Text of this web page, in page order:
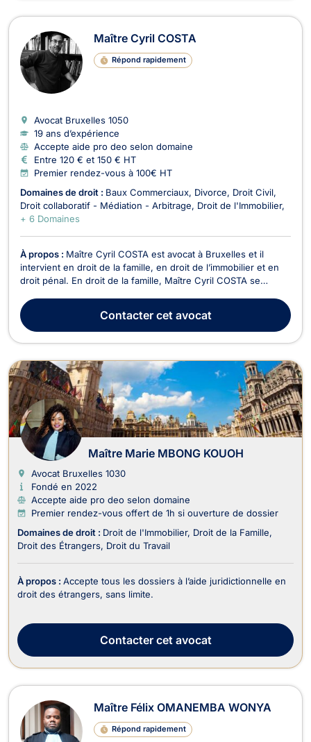
Maître Cyril COSTA
Répond rapidement
Avocat Bruxelles 1050
19 ans d’expérience
Accepte aide pro deo selon domaine
Entre 120 € et 150 € HT
Premier rendez-vous à 100€ HT
Domaines de droit : Baux Commerciaux Divorce
Droit Civil
Droit collaboratif - Médiation - Arbitrage
Droit de l'Immobilier
+ 6 Domaines
À propos : Maître Cyril COSTA est avocat à Bruxelles et il
intervient en droit de la famille, en droit de l’immobilier et en
droit pénal. En droit de la famille, Maître Cyril COSTA se
de cohabitation légale, de filiation, de droit de garde et de
droit de visite, de pension a...
Contactercet avocat
Maître Marie MBONG KOUOH
Avocat Bruxelles 1030
Fondé en 2022
Accepte aide pro deo selon domaine
Premier rendez-vous offert de 1h si ouverture de dossier
Domaines de droit : Droit de l'Immobilier Droit de la Famille
Droit des Étrangers Droit du Travail
À propos : Accepte tous les dossiers à l’aide juridictionnelle en
droit des étrangers, sans limite.
Contactercet avocat
Maître Félix OMANEMBA WONYA
Répond rapidement